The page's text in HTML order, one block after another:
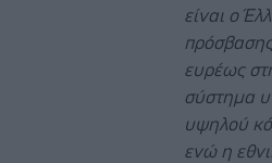
είναι ο
ευρέως
σύστημα
υψηλού
ενώ η